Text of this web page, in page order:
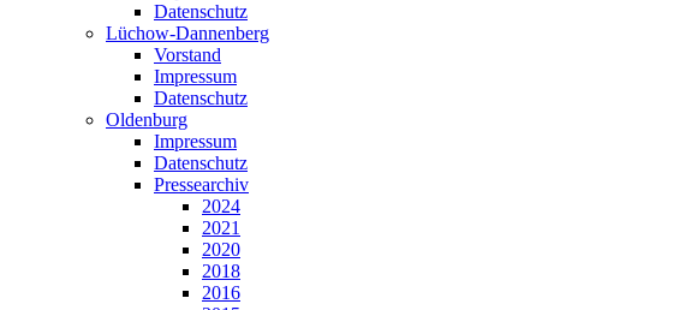
Datenschutz
Lüchow-Dannenberg
Vorstand
Impressum
Datenschutz
Oldenburg
Impressum
Datenschutz
Pressearchiv
2024
2021
2020
2018
2016